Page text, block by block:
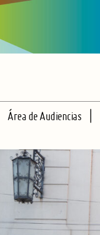
Área de Audiencias